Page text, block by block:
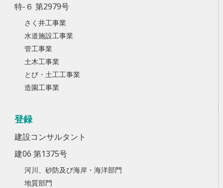
特-６ 第2979号
さく井工事業
水道施設工事業
管工事業
土木工事業
とび・土工工事業
造園工事業
登録
建設コンサルタント
建06 第1375号
河川、砂防及び海岸・海洋部門
地質部門